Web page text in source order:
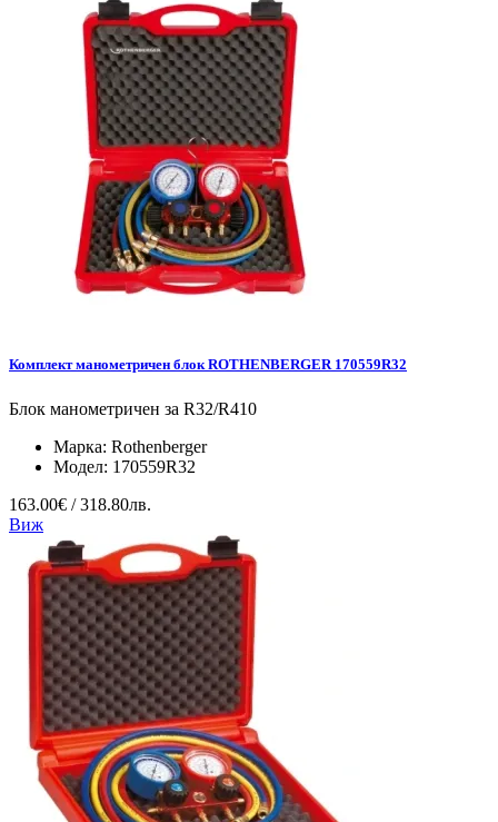
Комплект манометричен блок ROTHENBERGER 170559R32
Блок манометричен за R32/R410
Марка: Rothenberger
Модел: 170559R32
163.00€ / 318.80лв.
Виж